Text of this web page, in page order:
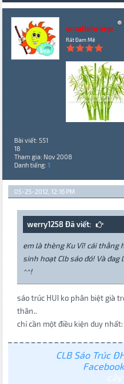
smallshrimp
Rất Đam Mê
Bài viết: 551
18
Tham gia: Nov 2008
Danh tiếng: 1
05-25-2012, 12:16 PM
werry1258 Đã viết:
em là thèng Ku Vĩ! cái thằng
sinh hoạt Clb sáo đó! Và đag
^^!
sáo trúc HUI ko phân biệt già
thân..
chỉ cần một điều kiện duy nhất:
CLB Sáo Trúc